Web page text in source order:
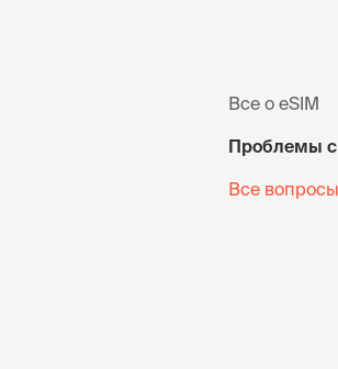
Все о eSIM
Проблемы
Все вопросы